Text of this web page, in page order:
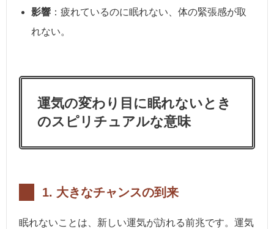
影響 ：疲れているのに眠れない、体の緊張感が取
れない。
運気の変わり目に眠れないとき
のスピリチュアルな意味
1. 大きなチャンスの到来
眠れないことは、新しい運気が訪れる前兆です。運気